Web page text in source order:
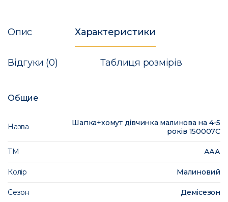
Опис Характеристики
Відгуки (0) Таблиця розмірів
Общие
Назва
Шапка+хомут дівчинка малинова на 4-5
років 150007C
ТМ ААА
Колір Малиновий
Сезон Демісезон